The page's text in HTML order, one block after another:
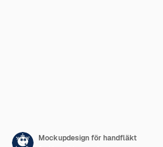
Mockupdesign för handfläkt